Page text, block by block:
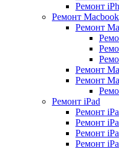
Ремонт
Ремонт Macbook
Ремонт
Ремонт
Ремонт
Ремонт iPad
Ремонт
Ремонт
Ремонт
Ремонт